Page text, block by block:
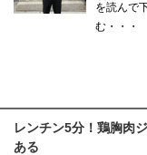
を読んで
む・・・
レンチン5分！鶏胸肉
ある